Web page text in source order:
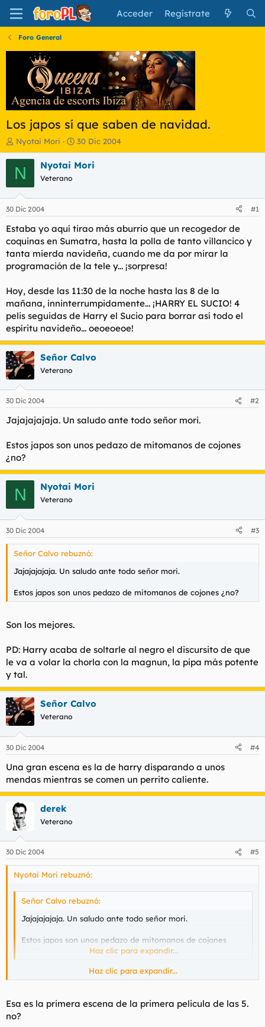
Acceder Regístrate
Foro General
Los japos sí que saben de navidad.
I
n
i
c
a
d
o
r
e
l
t
m
a
Nyotai Mori
F
e
c
i
n
c
i
o
30 Dic 2004
N Nyotai Mori
Veterano
30 Dic 2004 #1
Estaba yo aquí tirao más aburrio que un recogedor de
coquinas en Sumatra, hasta la polla de tanto villancico y
tanta mierda navideña, cuando me da por mirar la
programación de la tele y... ¡sorpresa!
Hoy, desde las 11:30 de la noche hasta las 8 de la
mañana, inninterrumpidamente... ¡HARRY EL SUCIO! 4
pelis seguidas de Harry el Sucio para borrar así todo el
espíritu navideño... oeoeoeoe!
Señor Calvo
Veterano
30 Dic 2004 #2
Jajajajajaja. Un saludo ante todo señor mori.
Estos japos son unos pedazo de mitomanos de cojones
¿no?
N Nyotai Mori
Veterano
30 Dic 2004 #3
Señor Calvo rebuznó:
Jajajajajaja. Un saludo ante todo señor mori.
Estos japos son unos pedazo de mitomanos de cojones ¿no?
Son los mejores.
PD: Harry acaba de soltarle al negro el discursito de que
le va a volar la chorla con la magnun, la pipa más potente
y tal.
Señor Calvo
Veterano
30 Dic 2004 #4
Una gran escena es la de harry disparando a unos
mendas mientras se comen un perrito caliente.
derek
Veterano
30 Dic 2004 #5
Nyotai Mori rebuznó:
Señor Calvo rebuznó:
Jajajajajaja. Un saludo ante todo señor mori.
Estos japos son unos pedazo de mitomanos de cojones
Haz clic para expandir...
Son los mejores.
PD: Harry acaba de soltarle al negro el discursito de que le va a
volar la chorla con la magnun, la pipa más potente y tal.
Haz clic para expandir...
Esa es la primera escena de la primera pelicula de las 5.
no?